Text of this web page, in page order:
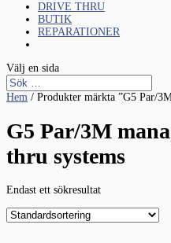
DRIVE THRU
BUTIK
REPARATIONER
Välj en sida
Hem / Produkter märkta ”G5 Par/
G5 Par/3M
thru systems
Endast ett sökresultat